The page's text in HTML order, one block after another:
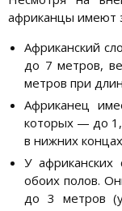
африканцы имеют
Африканский
до 7 метров,
метров при
Африканец
которых — до
в нижних
У африканских
обоих полов.
до 3 метров